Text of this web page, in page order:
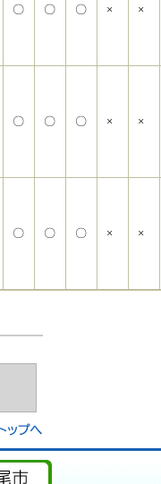
〇 〇 〇 × ×
〇 〇 〇 × ×
〇 〇 〇 × ×